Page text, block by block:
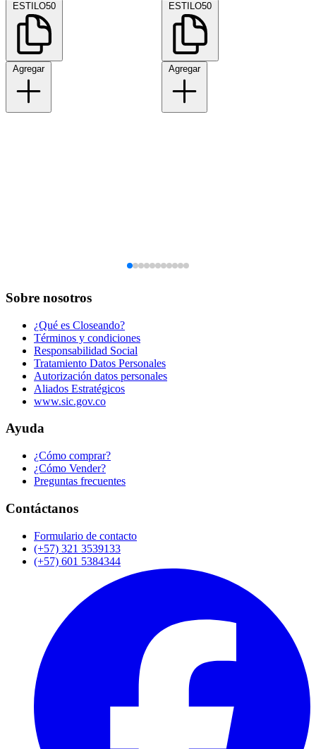
ESTILO50
Agregar
ESTILO50
Agregar
Sobre nosotros
¿Qué es Closeando?
Términos y condiciones
Responsabilidad Social
Tratamiento Datos Personales
Autorización datos personales
Aliados Estratégicos
www.sic.gov.co
Ayuda
¿Cómo comprar?
¿Cómo Vender?
Preguntas frecuentes
Contáctanos
Formulario de contacto
(+57) 321 3539133
(+57) 601 5384344